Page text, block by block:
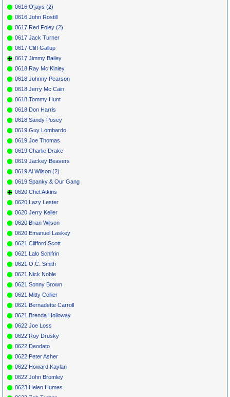
0616 O'jays (2)
0616 John Rostill
0617 Red Foley (2)
0617 Jack Turner
0617 Cliff Gallup
0617 Jimmy Bailey
0618 Ray Mc Kinley
0618 Johnny Pearson
0618 Jerry Mc Cain
0618 Tommy Hunt
0618 Don Harris
0618 Sandy Posey
0619 Guy Lombardo
0619 Joe Thomas
0619 Charlie Drake
0619 Jackey Beavers
0619 Al Wilson (2)
0619 Spanky & Our Gang
0620 Chet Atkins
0620 Lazy Lester
0620 Jerry Keller
0620 Brian Wilson
0620 Emanuel Laskey
0621 Clifford Scott
0621 Lalo Schifrin
0621 O.C. Smith
0621 Nick Noble
0621 Sonny Brown
0621 Mitty Collier
0621 Bernadette Carroll
0621 Brenda Holloway
0622 Joe Loss
0622 Roy Drusky
0622 Deodato
0622 Peter Asher
0622 Howard Kaylan
0622 John Bromley
0623 Helen Humes